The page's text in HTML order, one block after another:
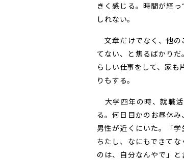
きく感じる。時間が経
しれない。
文章だけでなく、他の
てない、と焦るばかり
らしい仕事をして、家も
りもする。
大学四年の時、就職
る。何日目かのお昼休
男性が近くにいた。「
ちたし、なにもできて
のは、自分なんやで」